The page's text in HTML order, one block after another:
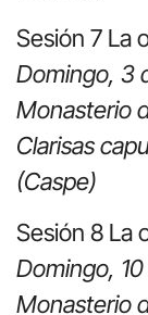
Sesión 7 La
Domingo, 3
Monasterio
Clarisas
(Caspe)
Sesión 8 La
Domingo,
Monasterio